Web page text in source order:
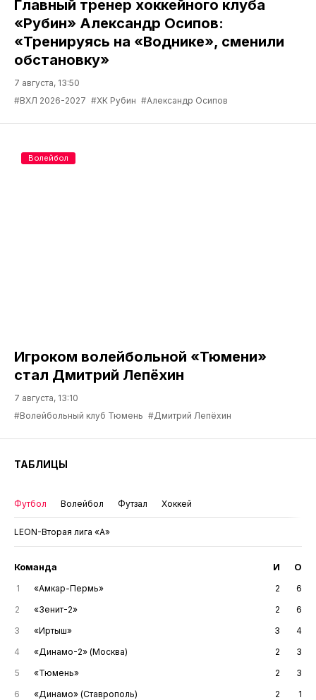
Главный тренер хоккейного клуба
«Рубин» Александр Осипов:
«Тренируясь на «Воднике», сменили
обстановку»
7 августа, 13:50
#ВХЛ 2026-2027 #ХК Рубин #Александр Осипов
Игроком волейбольной «Тюмени»
стал Дмитрий Лепёхин
7 августа, 13:10
#Волейбольный клуб Тюмень #Дмитрий Лепёхин
Волейбол
ТАБЛИЦЫ
Футбол Волейбол Футзал Хоккей
LEON-Вторая лига «А»
Команда И О
1 «Амкар-Пермь» 2
6
2
«Зенит-2» 2
6
3
«Иртыш» 3
4
4
«Динамо-2» (Москва) 2
3
5
«Тюмень» 2
3
6
«Динамо» (Ставрополь) 2
1